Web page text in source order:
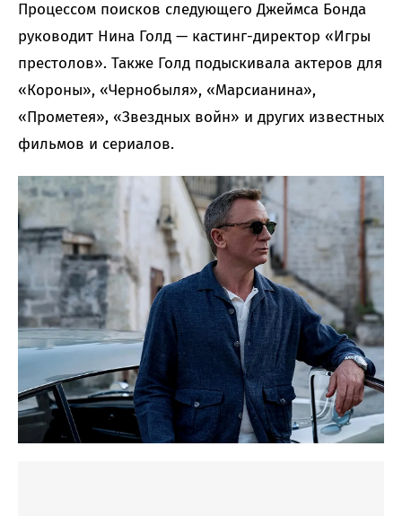
Процессом поисков следующего Джеймса Бонда
руководит Нина Голд — кастинг-директор «Игры
престолов». Также Голд подыскивала актеров для
«Короны», «Чернобыля», «Марсианина»,
«Прометея», «Звездных войн» и других известных
фильмов и сериалов.